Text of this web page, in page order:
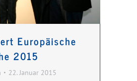
Europäische
2015
22. Januar 2015